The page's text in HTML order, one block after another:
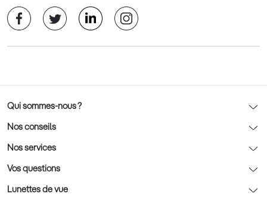
Qui sommes-nous ?
Notre charte déontologique
AFNOR Certification
Rendez-vous prévision
Nos conseils
Nos conseils lunettes
Nos conseils lentilles
Nos conseils enfants
Nos services
Optic 2000 à domicile
Le contrôle de la vue chez votre opticien
Vos questions
Lunettes de vue